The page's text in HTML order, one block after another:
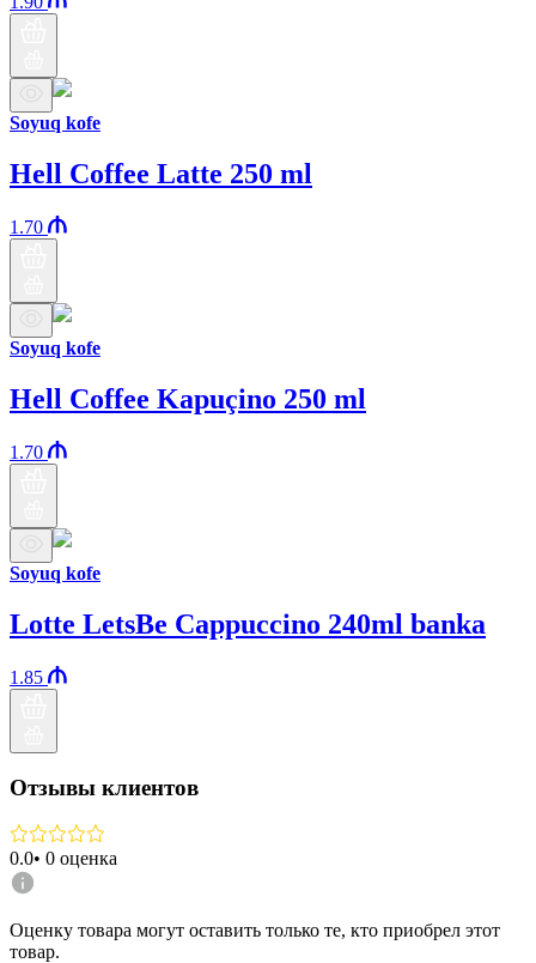
Soyuq kofe
Hell Coffee Latte 250 ml
1.70
Soyuq kofe
Hell Coffee Kapuçino 250 ml
1.70
Soyuq kofe
Lotte LetsBe Cappuccino 240ml banka
1.85
Отзывы клиентов
0.0• 0 оценка
Оценку товара могут оставить только те, кто приобрел этот
товар.